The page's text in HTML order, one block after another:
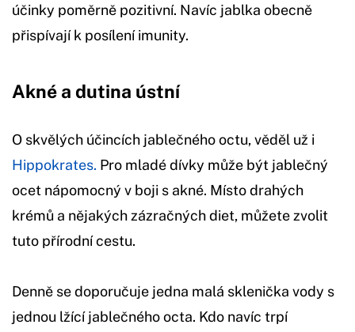
účinky poměrně pozitivní. Navíc jablka obecně
přispívají k posílení imunity.
Akné a dutina ústní
O skvělých účincích jablečného octu, věděl už i
Hippokrates. Pro mladé dívky může být jablečný
ocet nápomocný v boji s akné. Místo drahých
krémů a nějakých zázračných diet, můžete zvolit
tuto přírodní cestu.
Denně se doporučuje jedna malá sklenička vody s
jednou lžící jablečného octa. Kdo navíc trpí